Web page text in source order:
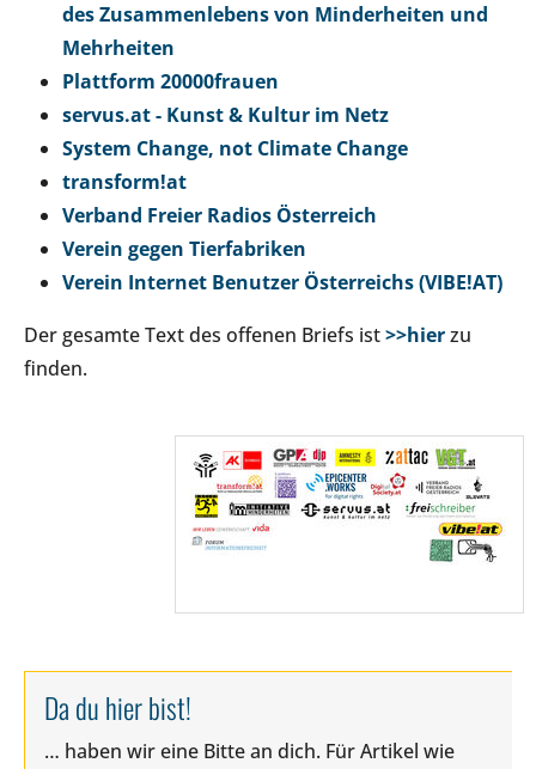
des Zusammenlebens von Minderheiten und
Mehrheiten
Plattform 20000frauen
servus.at - Kunst & Kultur im Netz
System Change, not Climate Change
transform!at
Verband Freier Radios Österreich
Verein gegen Tierfabriken
Verein Internet Benutzer Österreichs (VIBE!AT)
Der gesamte Text des offenen Briefs ist>>hierzu
finden.
Da du hier bist!
… haben wir eine Bitte an dich. Für Artikel wie